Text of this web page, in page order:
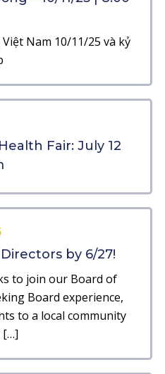
Nam 10/11/25 và kỷ
Fair: July 12
by 6/27!
to join our Board of
Board experience,
to a local community
[…]